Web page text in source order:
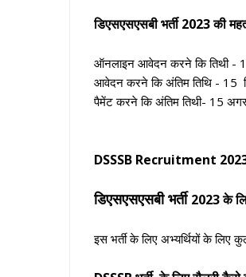
डिएसएसएसबी भर्ती 2023 की
ऑनलाइन आवेदन करने कि तिथी -
आवेदन करने कि अंतिम तिथि - 15
पैमेंट करने कि अंतिम तिथी- 15
DSSSB Recruitment
डिएसएसएसबी भर्ती2023 के
इस भर्ती के लिए अभ्यर्थियों के